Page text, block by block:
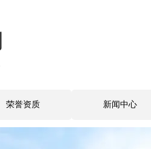
荣誉资质 新闻中心